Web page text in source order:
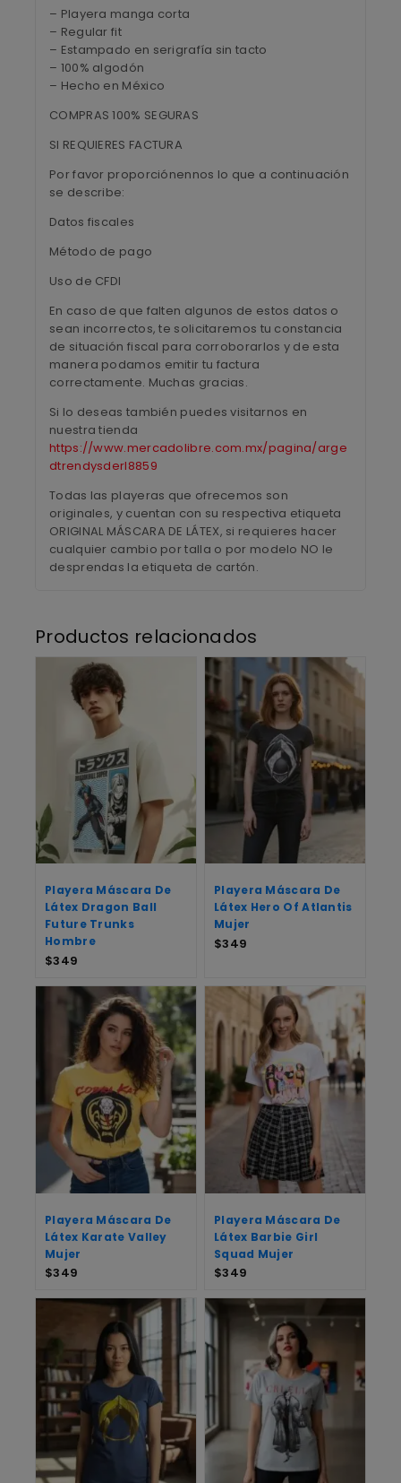
– Playera manga corta
– Regular fit
– Estampado en serigrafía sin tacto
– 100% algodón
– Hecho en México
COMPRAS 100% SEGURAS
SI REQUIERES FACTURA
Por favor proporciónennos lo que a continuación
se describe:
Datos fiscales
Método de pago
Uso de CFDI
En caso de que falten algunos de estos datos o
sean incorrectos, te solicitaremos tu constancia
de situación fiscal para corroborarlos y de esta
manera podamos emitir tu factura
correctamente. Muchas gracias.
Si lo deseas también puedes visitarnos en
nuestra tienda
https://www.mercadolibre.com.mx/pagina/arge
dtrendysderl8859
Todas las playeras que ofrecemos son
originales, y cuentan con su respectiva etiqueta
ORIGINAL MÁSCARA DE LÁTEX, si requieres hacer
cualquier cambio por talla o por modelo NO le
desprendas la etiqueta de cartón.
Productos relacionados
Playera Máscara De
Látex Dragon Ball
Future Trunks
Hombre
$349
Playera Máscara De
Látex Hero Of Atlantis
Mujer
$349
Playera Máscara De
Látex Karate Valley
Mujer
$349
Playera Máscara De
Látex Barbie Girl
Squad Mujer
$349